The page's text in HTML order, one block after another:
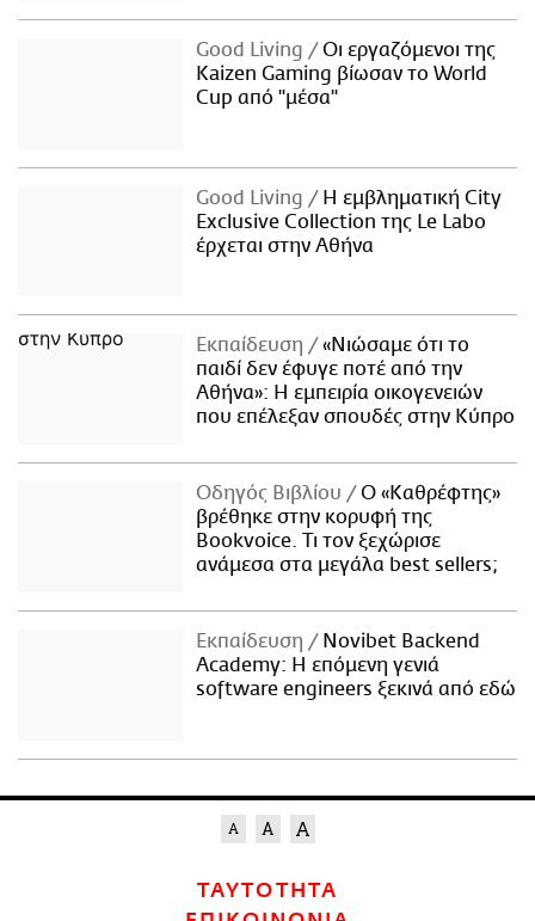
Good Living
Οι εργαζόμενοι της
Kaizen Gaming βίωσαν το World
Cup από "μέσα"
Good Living
Η εμβληματική City
Exclusive Collection της Le Labo
έρχεται στην Αθήνα
Εκπαίδευση
«Νιώσαμε ότι το
παιδί δεν έφυγε ποτέ από την
Αθήνα»: Η εμπειρία οικογενειών
που επέλεξαν σπουδές στην Κύπρο
Οδηγός Βιβλίου
Ο «Καθρέφτης»
βρέθηκε στην κορυφή της
Bookvoice. Τι τον ξεχώρισε
ανάμεσα στα μεγάλα best sellers;
Εκπαίδευση
Novibet Backend
Academy: Η επόμενη γενιά
software engineers ξεκινά από εδώ
ΤΑΥΤΟΤΗΤΑ